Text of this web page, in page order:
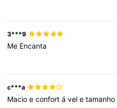
3***9
Me Encanta
c***a
Macioeconfortáveletamanho